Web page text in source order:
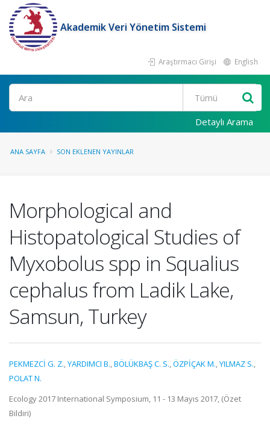
Akademik Veri Yönetim Sistemi
Araştırmacı Girişi English
Ara
Detaylı Arama
ANA SAYFA SON EKLENEN YAYINLAR
Morphological and
Histopatological Studies of
Myxobolus spp in Squalius
cephalus from Ladik Lake,
Samsun, Turkey
PEKMEZCİ G. Z.,YARDIMCI B.,BÖLÜKBAŞ C. S.,ÖZPİÇAK M.,YILMAZ S.,
POLAT N.
Ecology 2017 International Symposium, 11 - 13 Mayıs 2017, (Özet
Bildiri)